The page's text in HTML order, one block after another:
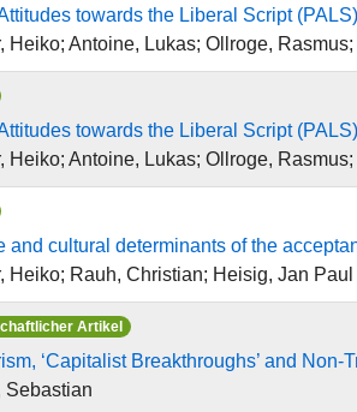
towards the Liberal Script
Heiko; Antoine, Lukas; Ollroge,
towards the Liberal Script
Heiko; Antoine, Lukas; Ollroge,
and cultural determinants of the
Heiko; Rauh, Christian; Heisig, Jan Paul
Artikel
‘Capitalist Breakthroughs’ and
Sebastian